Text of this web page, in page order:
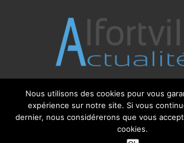
© 2017 - 2025 Alfortville Actualités -
réservés. Editeur : Sébastien Glotin -
Nous utilisons des cookies pour vous
expérience sur notre site. Si vous
dernier, nous considérerons que vous
cookies.